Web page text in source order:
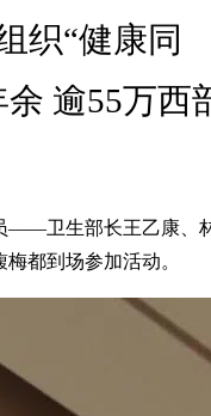
织“健康同
逾55万西
——卫生部长王乙康、
都到场参加活动。